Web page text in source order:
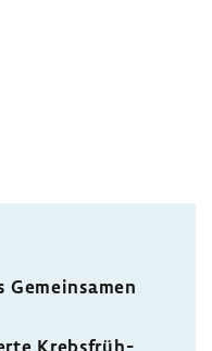
Gemein­samen
Krebs­früh­